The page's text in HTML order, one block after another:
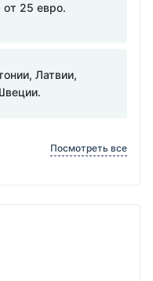
от 25 евро.
Латвии,
Посмотреть все